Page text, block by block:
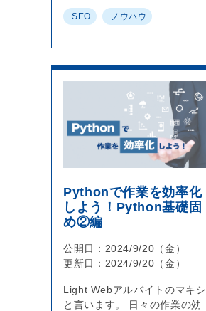
SEO ノウハウ
Pythonで作業を効率化
しよう！Python基礎固
め②編
公開日：2024/9/20（金）
更新日：2024/9/20（金）
Light Webアルバイトのマキシ
と言います。 日々の作業の効